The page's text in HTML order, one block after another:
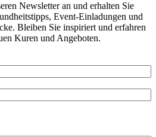
Newsletter an und erhalten Sie
Event-Einladungen und
Bleiben Sie inspiriert und erfahren
Kuren und Angeboten.